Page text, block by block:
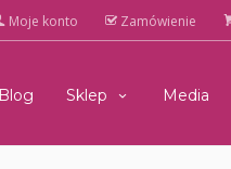
Moje konto Zamówienie
Blog Sklep Media